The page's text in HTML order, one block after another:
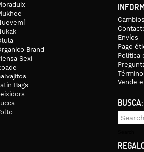
la durabilidad de las prendas y su
reducir al mínimo su impacto ambiental y
siempre se minimiza la variedad de
tejidos con certificación ecológica de
30 kilómetros de Barcelona, en talleres
vida contigo, regálala a alguien que la
Brand
Sexi
Bags
Envíos
Pago
Política
Vende
BUSCA:
Search